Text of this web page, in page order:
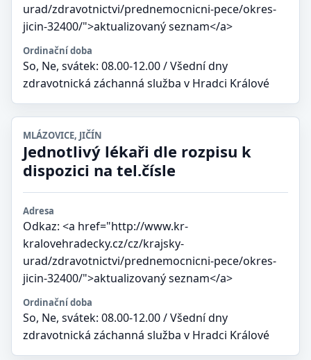
urad/zdravotnictvi/prednemocnicni-pece/okres-
jicin-32400/">aktualizovaný seznam</a>
Ordinační doba
So, Ne, svátek: 08.00-12.00 / Všední dny
zdravotnická záchanná služba v Hradci Králové
MLÁZOVICE, JIČÍN
Jednotlivý lékaři dle rozpisu k
dispozici na tel.čísle
Adresa
Odkaz: <a href="http://www.kr-
kralovehradecky.cz/cz/krajsky-
urad/zdravotnictvi/prednemocnicni-pece/okres-
jicin-32400/">aktualizovaný seznam</a>
Ordinační doba
So, Ne, svátek: 08.00-12.00 / Všední dny
zdravotnická záchanná služba v Hradci Králové